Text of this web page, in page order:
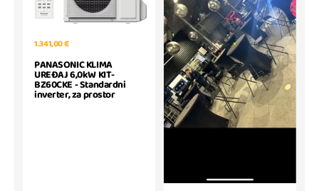
1.341,00 €
PANASONIC KLIMA
UREĐAJ 6,0kW KIT-
BZ60CKE - Standardni
inverter, za prostor